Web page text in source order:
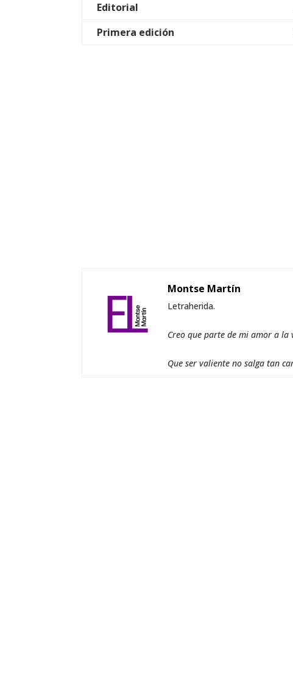
Editorial
Primera edición
Montse Martín
Letraherida.
Creo que parte de mi amor a
Que ser valiente no salga tan